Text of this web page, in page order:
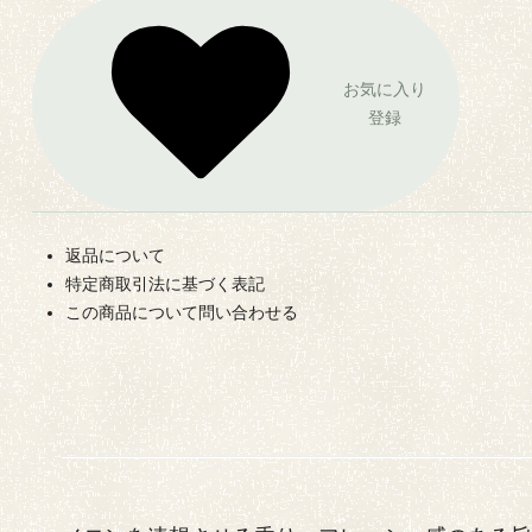
お気に入り
登録
返品について
特定商取引法に基づく表記
この商品について問い合わせる